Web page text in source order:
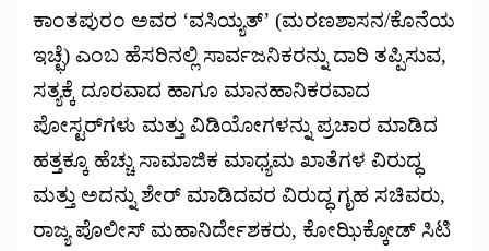
ಕಾಂತಪುರಂ ಅವರ ‘ವಸಿಯ್ಯತ್’ (ಮರಣಶಾಸನ/ಕೊನೆಯ
ಇಚ್ಛೆ) ಎಂಬ ಹೆಸರಿನಲ್ಲಿ ಸಾರ್ವಜನಿಕರನ್ನು ದಾರಿ ತಪ್ಪಿಸುವ,
ಸತ್ಯಕ್ಕೆ ದೂರವಾದ ಹಾಗೂ ಮಾನಹಾನಿಕರವಾದ
ಪೋಸ್ಟರ್‌ಗಳು ಮತ್ತು ವಿಡಿಯೋಗಳನ್ನು ಪ್ರಚಾರ ಮಾಡಿದ
ಹತ್ತಕ್ಕೂ ಹೆಚ್ಚು ಸಾಮಾಜಿಕ ಮಾಧ್ಯಮ ಖಾತೆಗಳ ವಿರುದ್ಧ
ಮತ್ತು ಅದನ್ನು ಶೇರ್ ಮಾಡಿದವರ ವಿರುದ್ಧ ಗೃಹ ಸಚಿವರು,
ರಾಜ್ಯ ಪೊಲೀಸ್ ಮಹಾನಿರ್ದೇಶಕರು, ಕೋಝಿಕ್ಕೋಡ್ ಸಿಟಿ